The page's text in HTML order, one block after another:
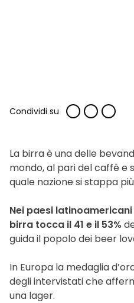
Condividi su
La birra è una delle
mondo, al pari del caffè e
quale nazione si stappa
Nei paesi
birra tocca il 41 e il 53%
guida il popolo dei beer
In Europa la medaglia
degli intervistati che
una lager.